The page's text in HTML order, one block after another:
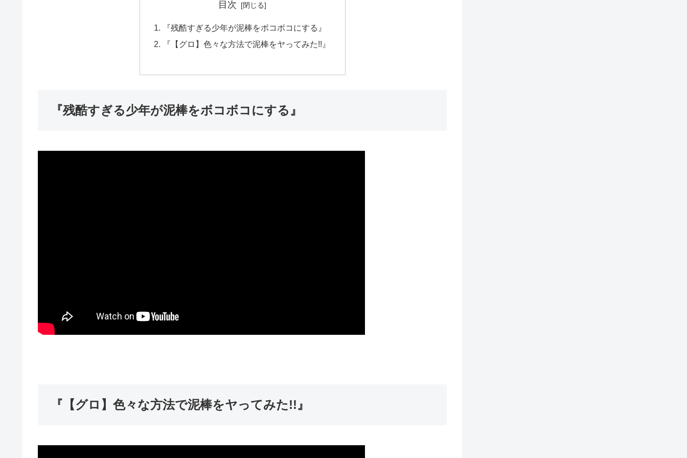
目次
『残酷すぎる少年が泥棒をボコボコにする』
『【グロ】色々な方法で泥棒をヤってみた!!』
『残酷すぎる少年が泥棒をボコボコにする』
『【グロ】色々な方法で泥棒をヤってみた!!』